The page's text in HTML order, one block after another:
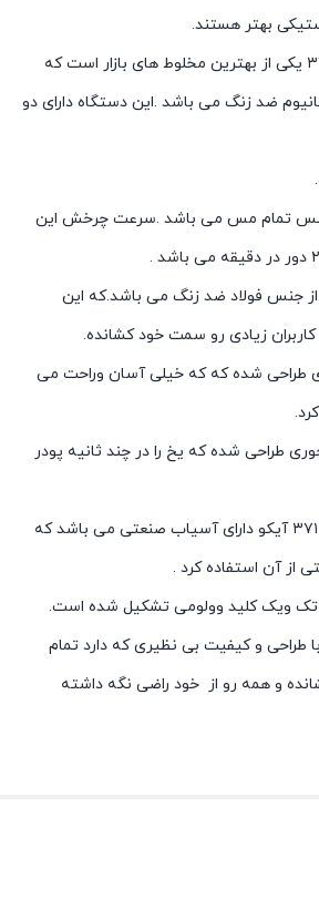
بهتر هستند.
مخلوط کن آیکو مدل ۳۷۰ یکی از بهترین مخلوط های بازار است که
ضد زنگ می باشد .این دستگاه دارای دو
جنس تمام مس می باشد .سرعت چرخش این
جنس فولاد ضد زنگ می باشد.که این
زیادی رو سمت خود کشانده.
طراحی شده که که خیلی آسان وراحت می
طراحی شده که یخ را در چند ثانیه پودر
مخلوط کن آسیاب مدل ۳۷۱ آیکو دارای آسیاب صنعتی می باشد که
از آن استفاده کرد .
تک ویک کلید وولومی تشکیل شده است.
طراحی و کیفیت بی نظیری که دارد تمام
و همه رو از خود راضی نگه داشته